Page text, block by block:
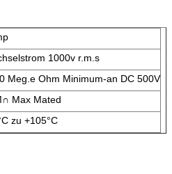
1000v r.m.s
Meg.e Ohm Minimum-an DC 500V
Max Mated
zu +105°C